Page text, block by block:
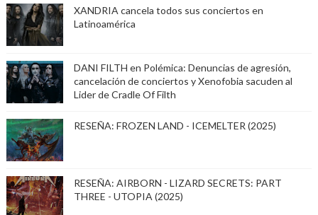
XANDRIA cancela todos sus conciertos en
Latinoamérica
DANI FILTH en Polémica: Denuncias de agresión,
cancelación de conciertos y Xenofobia sacuden al
Lider de Cradle Of Filth
RESEÑA: FROZEN LAND - ICEMELTER (2025)
RESEÑA: AIRBORN - LIZARD SECRETS: PART
THREE - UTOPIA (2025)